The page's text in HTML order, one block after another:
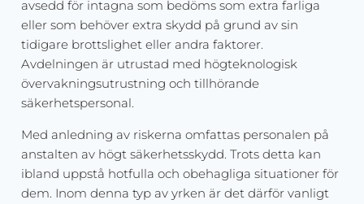
avsedd för intagna som bedöms som extra farliga
eller som behöver extra skydd på grund av sin
tidigare brottslighet eller andra faktorer.
Avdelningen är utrustad med högteknologisk
övervakningsutrustning och tillhörande
säkerhetspersonal.
Med anledning av riskerna omfattas personalen på
anstalten av högt säkerhetsskydd. Trots detta kan
ibland uppstå hotfulla och obehagliga situationer för
dem. Inom denna typ av yrken är det därför vanligt